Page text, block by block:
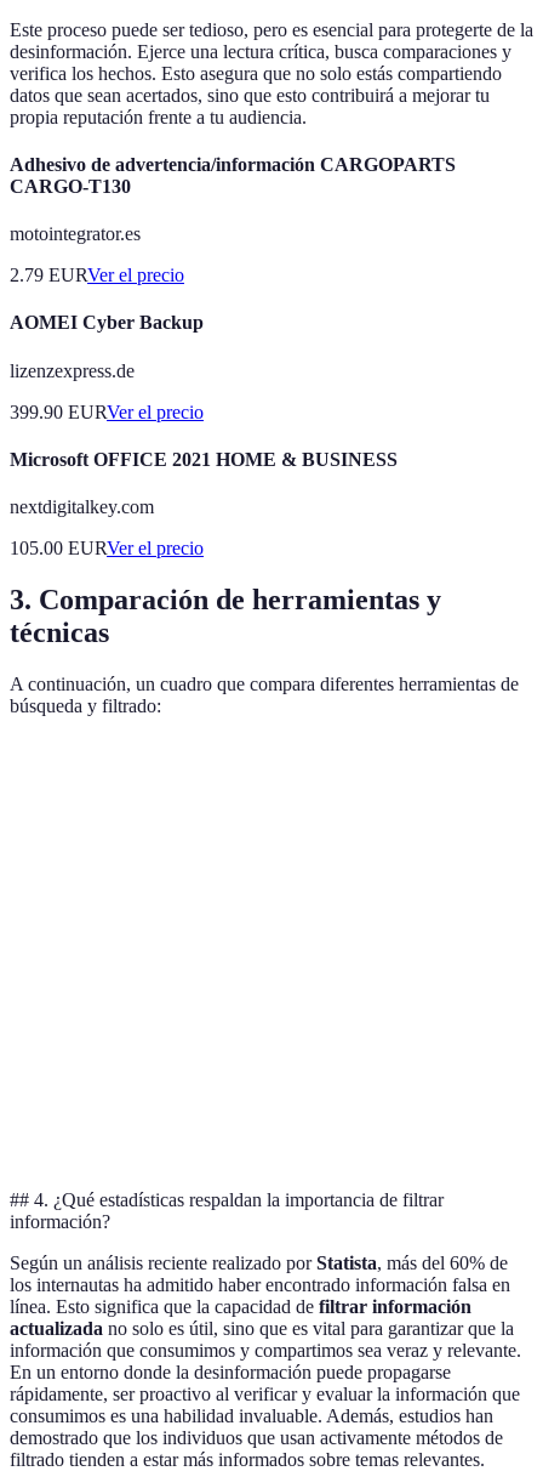
Este proceso puede ser tedioso, pero es esencial para protegerte de la
desinformación. Ejerce una lectura crítica, busca comparaciones y
verifica los hechos. Esto asegura que no solo estás compartiendo
datos que sean acertados, sino que esto contribuirá a mejorar tu
propia reputación frente a tu audiencia.
Adhesivo de advertencia/información CARGOPARTS
CARGO-T130
motointegrator.es
2.79 EURVer el precio
AOMEI Cyber Backup
lizenzexpress.de
399.90 EURVer el precio
Microsoft OFFICE 2021 HOME & BUSINESS
nextdigitalkey.com
105.00 EURVer el precio
3. Comparación de herramientas y
técnicas
A continuación, un cuadro que compara diferentes herramientas de
búsqueda y filtrado:
## 4. ¿Qué estadísticas respaldan la importancia de filtrar
información?
Según un análisis reciente realizado porStatista, más del 60% de
los internautas ha admitido haber encontrado información falsa en
línea. Esto significa que la capacidad de filtrar información
actualizada no solo es útil, sino que es vital para garantizar que la
información que consumimos y compartimos sea veraz y relevante.
En un entorno donde la desinformación puede propagarse
rápidamente, ser proactivo al verificar y evaluar la información que
consumimos es una habilidad invaluable. Además, estudios han
demostrado que los individuos que usan activamente métodos de
filtrado tienden a estar más informados sobre temas relevantes.